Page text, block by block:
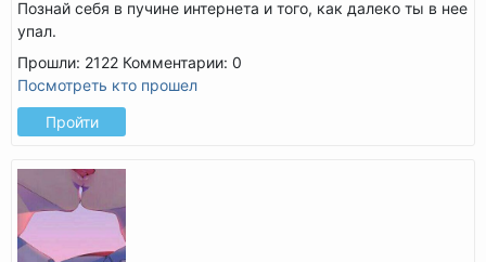
Познай себя в пучине интернета и того, как далеко ты в нее
упал.
Прошли: 2122 Комментарии: 0
Посмотреть кто прошел
Пройти